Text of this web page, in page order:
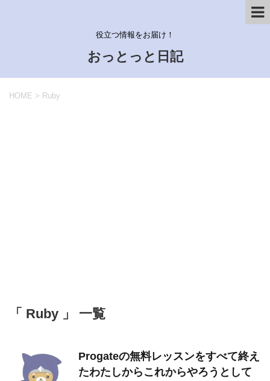
役立つ情報をお届け！
おっとっと日記
HOME > Ruby
「 Ruby 」 一覧
Progateの無料レッスンをすべて終え
たわたしからこれからやろうとして